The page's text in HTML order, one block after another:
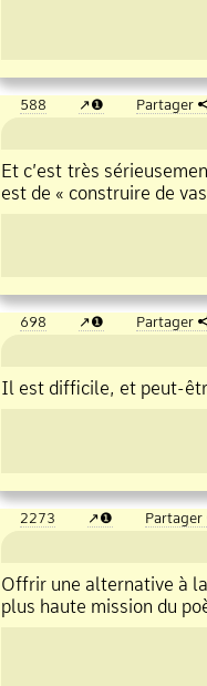
588 ❶ Partager
Et c’est très
est de « construire de
698 ❶ Partager
Il est difficile, et peut
2273 ❶ Partager
Offrir une alternative à
plus haute mission du